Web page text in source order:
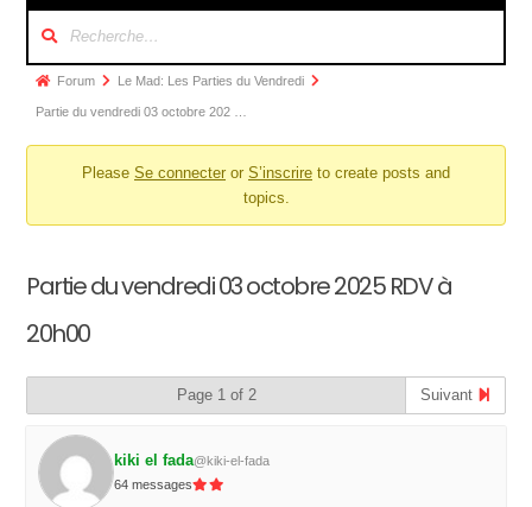
forum
Fil
d’Ariane
Forum Le Mad: Les Parties du Vendredi
Partie du vendredi 03 octobre 202 …
Please Se connecter or S’inscrire to create posts and
topics.
Partie du vendredi 03 octobre 2025 RDV à
20h00
Page 1 of 2 Suivant
kiki el fada@kiki-el-fada
64 messages